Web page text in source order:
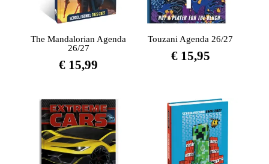
The Mandalorian Agenda
26/27
€ 15,99
Touzani Agenda 26/27
€15,95